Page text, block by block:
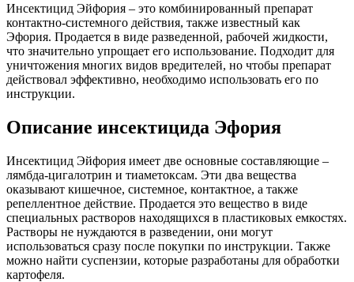
Инсектицид Эйфория – это комбинированный препарат
контактно-системного действия, также известный как
Эфория. Продается в виде разведенной, рабочей жидкости,
что значительно упрощает его использование. Подходит для
уничтожения многих видов вредителей, но чтобы препарат
действовал эффективно, необходимо использовать его по
инструкции.
Описание инсектицида Эфория
Инсектицид Эйфория имеет две основные составляющие –
лямбда-цигалотрин и тиаметоксам. Эти два вещества
оказывают кишечное, системное, контактное, а также
репеллентное действие. Продается это вещество в виде
специальных растворов находящихся в пластиковых емкостях.
Растворы не нуждаются в разведении, они могут
использоваться сразу после покупки по инструкции. Также
можно найти суспензии, которые разработаны для обработки
картофеля.